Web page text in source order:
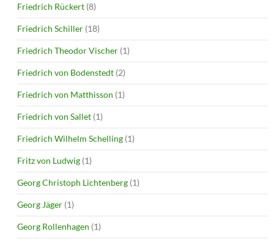
Friedrich Rückert (8)
Friedrich Schiller (18)
Friedrich Theodor Vischer (1)
Friedrich von Bodenstedt (2)
Friedrich von Matthisson (1)
Friedrich von Sallet (1)
Friedrich Wilhelm Schelling (1)
Fritz von Ludwig (1)
Georg Christoph Lichtenberg (1)
Georg Jäger (1)
Georg Rollenhagen (1)